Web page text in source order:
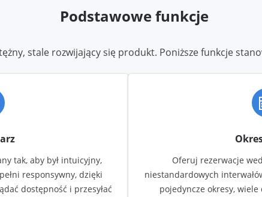
Podstawowe funkcje
stale rozwijający się produkt. Poniższe funkcje
tak, aby był intuicyjny,
responsywny, dzięki
dostępność i przesyłać
Oferuj rezerwacje
niestandardowych
pojedyncze okresy, wiele